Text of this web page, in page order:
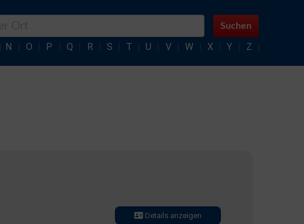
Suchen
N O P Q R S T U V W X Y Z
Details anzeigen